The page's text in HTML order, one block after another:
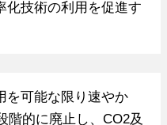
化技術の利用を促進す
を可能な限り速やか
階的に廃止し、CO2及